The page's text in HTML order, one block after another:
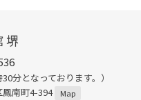
堺
分となっております。）
南町4-394
Map